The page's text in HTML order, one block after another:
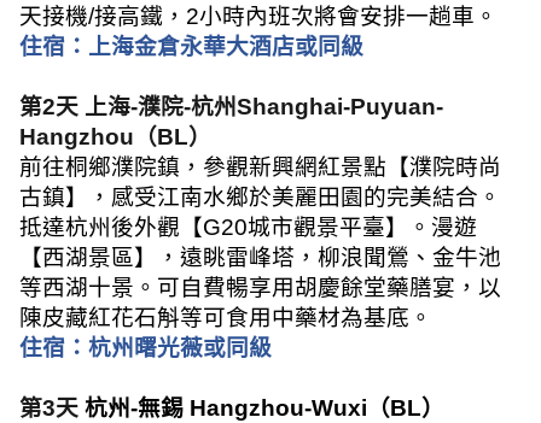
天接機/接高鐵， 2小時內班次將會安排一趟車。
住宿： 上海金倉永華大酒店或同級
第2天 上海-濮院-杭州Shanghai-Puyuan-
Hangzhou （BL）
前往桐鄉濮院鎮，參觀新興網紅景點【濮院時尚
古鎮】，感受江南水鄉於美麗田園的完美結合。
抵達杭州後外觀【G20城市觀景平臺】。漫遊
【西湖景區】，遠眺雷峰塔，柳浪聞鶯、金牛池
等西湖十景。可自費暢享用胡慶餘堂藥膳宴，以
陳皮藏紅花石斛等可食用中藥材為基底。
住宿： 杭州曙光薇或同級
第3天 杭州-無錫 Hangzhou-Wuxi （BL）